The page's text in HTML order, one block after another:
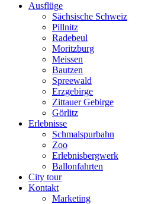
Ausflüge
Sächsische Schweiz
Pillnitz
Radebeul
Moritzburg
Meissen
Bautzen
Spreewald
Erzgebirge
Zittauer Gebirge
Görlitz
Erlebnisse
Schmalspurbahn
Zoo
Erlebnisbergwerk
Ballonfahrten
City tour
Kontakt
Marketing